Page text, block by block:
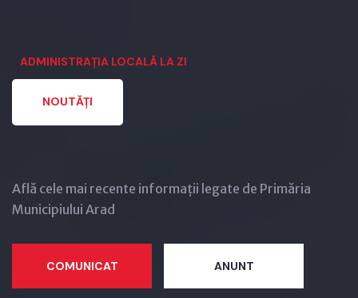
ADMINISTRAȚIA LOCALĂ LA ZI
NOUTĂȚI
Află cele mai recente informații legate de Primăria
Municipiului Arad
COMUNICAT ANUNT